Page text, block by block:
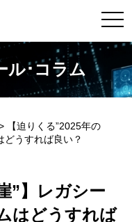
ル･コラム
【迫りくる”2025年の
どうすれば良い？
”】レガシー
はどうすれば